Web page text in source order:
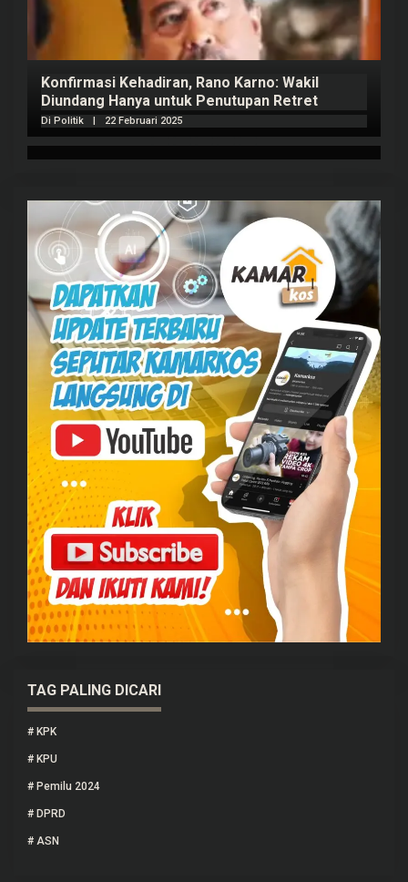
Konfirmasi Kehadiran, Rano Karno: Wakil
Diundang Hanya untuk Penutupan Retret
Di Politik 22 Februari 2025
TAG PALING DICARI
# KPK
# KPU
# Pemilu 2024
# DPRD
# ASN